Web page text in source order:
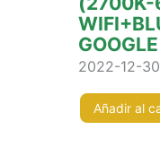
2022-12-30
Añadir al